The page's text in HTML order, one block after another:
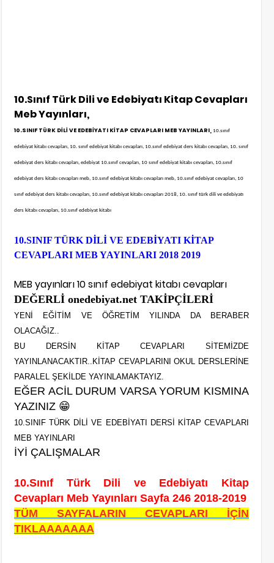
10.Sınıf Türk Dili ve Edebiyatı Kitap Cevapları
Meb Yayınları,
10.SINIF TÜRK DİLİ VE EDEBİYATI KİTAP CEVAPLARI MEB YAYINLARI, 10.sınıf
edebiyat kitabı cevapları, 10. sınıf edebiyat kitabı cevapları, 10.sınıf edebiyat ders kitabı cevapları, 10. sınıf
edebiyat ders kitabı cevapları, edebiyat 10.sınıf cevapları, 10 sınıf edebiyat kitabı cevapları, 10.sınıf
edebiyat ders kitabı cevapları meb, 10.sınıf edebiyat kitabı cevapları meb, 10.sınıf edebiyat cevapları, 10
sınıf edebiyat ders kitabı cevapları, 10.sınıf edebiyat kitabı cevapları 2018, 10. sınıf türk dili ve edebiyatı
ders kitabı cevapları, 10.sınıf edebiyat kitabı
10.SINIF TÜRK DİLİ VE EDEBİYATI KİTAP
CEVAPLARI MEB YAYINLARI 2018 2019
MEB yayınları 10 sınıf edebiyat kitabı cevapları
DEĞERLİ onedebiyat.net TAKİPÇİLERİ
YENİ EĞİTİM VE ÖĞRETİM YILINDA DA BERABER
OLACAĞIZ..
BU DERSİN KİTAP CEVAPLARI SİTEMİZDE
YAYINLANACAKTIR..KİTAP CEVAPLARINI OKUL DERSLERİNE
PARALEL ŞEKİLDE YAYINLAMAKTAYIZ.
EĞER ACİL DURUM VARSA YORUM KISMINA
YAZINIZ 😁
10.SINIF TÜRK DİLİ VE EDEBİYATI DERSİ KİTAP CEVAPLARI
MEB YAYINLARI
İYİ ÇALIŞMALAR
10.Sınıf Türk Dili ve Edebiyatı Kitap
Cevapları Meb Yayınları Sayfa 246 2018-2019
TÜM SAYFALARIN CEVAPLARI İÇİN
TIKLAAAAAAA